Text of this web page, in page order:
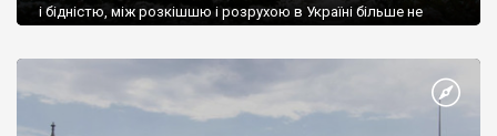
і бідністю, між розкішшю і розрухою в Україні більше не